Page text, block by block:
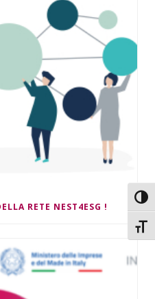
RETE NEST4ESG !